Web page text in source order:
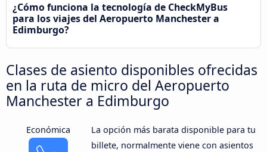
¿Cómo funciona la tecnología de CheckMyBus
para los viajes del Aeropuerto Manchester a
Edimburgo?
Clases de asiento disponibles ofrecidas
en la ruta de micro del Aeropuerto
Manchester a Edimburgo
Económica
La opción más barata disponible para tu
billete, normalmente viene con asientos